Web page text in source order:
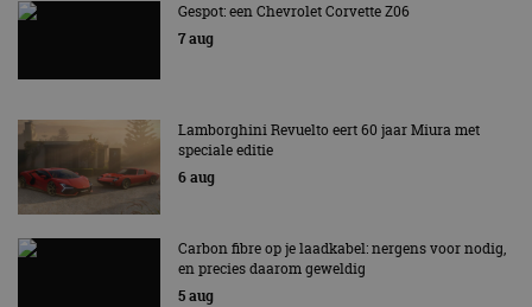
Gespot: een Chevrolet Corvette Z06
7 aug
Lamborghini Revuelto eert 60 jaar Miura met
speciale editie
6 aug
Carbon fibre op je laadkabel: nergens voor nodig,
en precies daarom geweldig
5 aug